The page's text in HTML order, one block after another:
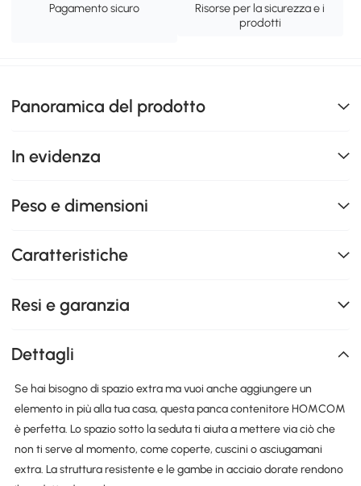
Pagamento sicuro
Risorse per la sicurezza e i
prodotti
Panoramica del prodotto
In evidenza
Peso e dimensioni
Caratteristiche
Resi e garanzia
Dettagli
Se hai bisogno di spazio extra ma vuoi anche aggiungere un
elemento in più alla tua casa, questa panca contenitore HOMCOM
è perfetta. Lo spazio sotto la seduta ti aiuta a mettere via ciò che
non ti serve al momento, come coperte, cuscini o asciugamani
extra. La struttura resistente e le gambe in acciaio dorate rendono